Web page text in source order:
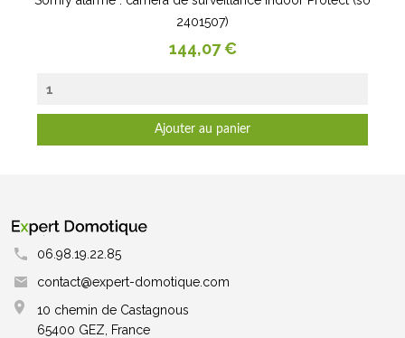
2401507)
Prix
144,07 €
Ajouter au panier
06.98.19.22.85
contact@expert-domotique.com
10 chemin de Castagnous
65400 GEZ, France